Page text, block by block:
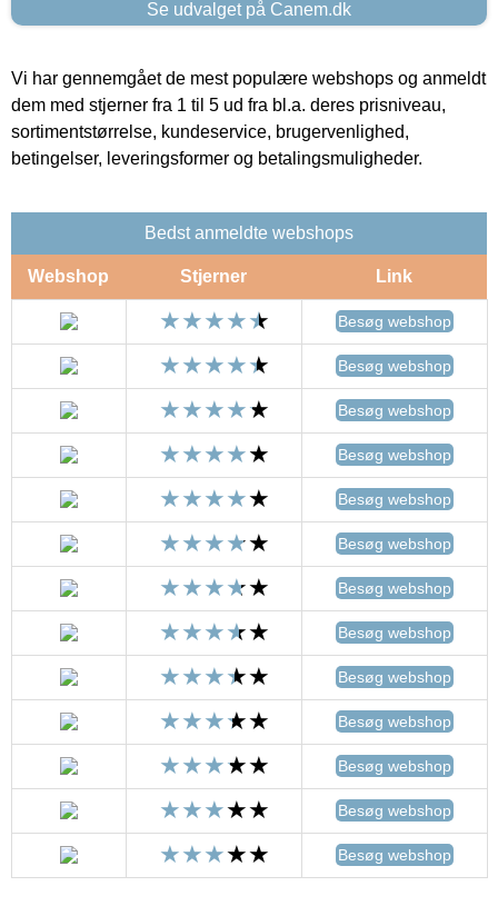
Se udvalget på Canem.dk
Vi har gennemgået de mest populære webshops og anmeldt
dem med stjerner fra 1 til 5 ud fra bl.a. deres prisniveau,
sortimentstørrelse, kundeservice, brugervenlighed,
betingelser, leveringsformer og betalingsmuligheder.
Bedst anmeldte webshops
Webshop Stjerner Link
Besøg webshop
Besøg webshop
Besøg webshop
Besøg webshop
Besøg webshop
Besøg webshop
Besøg webshop
Besøg webshop
Besøg webshop
Besøg webshop
Besøg webshop
Besøg webshop
Besøg webshop